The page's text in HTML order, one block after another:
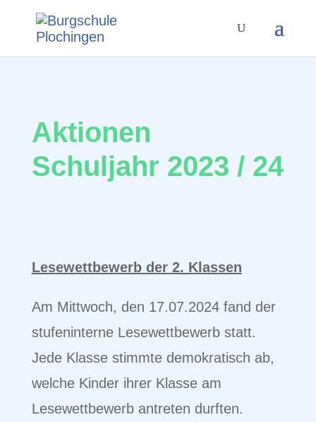
Aktionen
Schuljahr 2023 / 24
Lesewettbewerb der 2. Klassen
Am Mittwoch, den 17.07.2024 fand der
stufeninterne Lesewettbewerb statt.
Jede Klasse stimmte demokratisch ab,
welche Kinder ihrer Klasse am
Lesewettbewerb antreten durften.